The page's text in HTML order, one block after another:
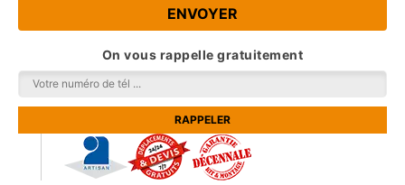
On vous rappelle gratuitement